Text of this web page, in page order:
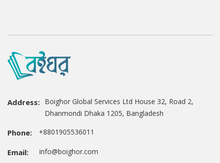
Address: Boighor Global Services Ltd House 32, Road 2,
Dhanmondi Dhaka 1205, Bangladesh
Phone: +8801905536011
Email: info@boighor.com